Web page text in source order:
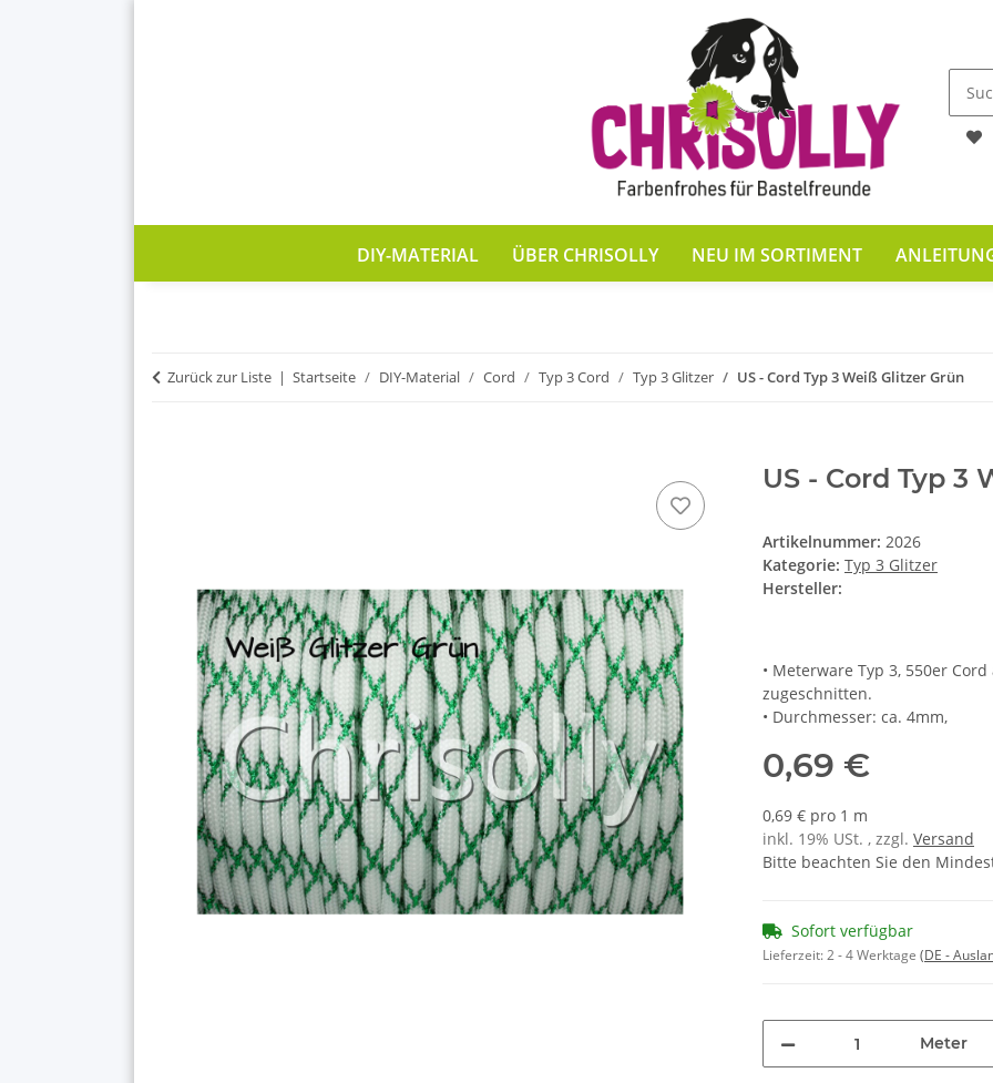
DIY-MATERIAL ÜBER CHRISOLLY NEU IM SORTIMENT
Zurück zur Liste Startseite DIY-Material Cord Typ 3 Cord Typ 3 Glitzer US - Cord Typ 3 Weiß Glitzer Grün
US - Cord Typ 3
Artikelnummer: 2026
Kategorie: Typ 3 Glitzer
Hersteller:
• Meterware Typ 3, 550er
zugeschnitten.
• Durchmesser: ca. 4mm,
0,69 €
0,69 € pro 1 m
inkl. 19% USt. , zzgl. Versand
Bitte beachten Sie den
Sofort verfügbar
Lieferzeit:2 - 4 Werktage (DE -
Meter